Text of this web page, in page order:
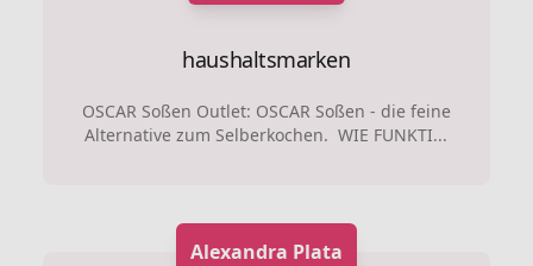
haushaltsmarken
OSCAR Soßen Outlet: OSCAR Soßen - die feine
Alternative zum Selberkochen. WIE FUNKTI...
Alexandra Plata